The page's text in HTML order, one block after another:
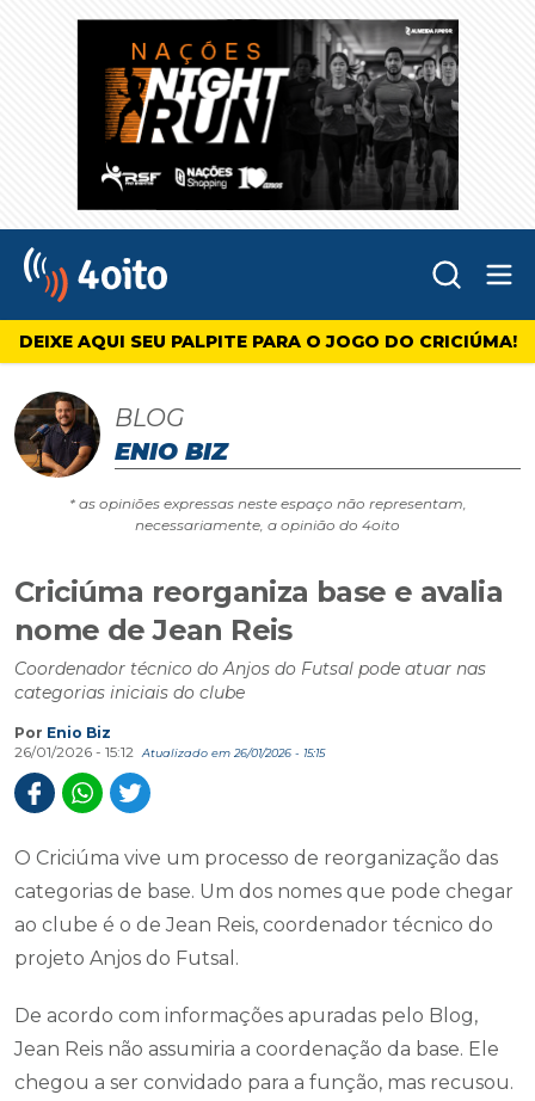
4oito
DEIXE AQUI SEU PALPITE PARA O JOGO DO CRICIÚMA!
BLOG
ENIO BIZ
* as opiniões expressas neste espaço não representam,
necessariamente, a opinião do 4oito
Criciúma reorganiza base e avalia
nome de Jean Reis
Coordenador técnico do Anjos do Futsal pode atuar nas
categorias iniciais do clube
Por Enio Biz
26/01/2026 - 15:12
Atualizado em 26/01/2026 - 15:15
O Criciúma vive um processo de reorganização das
categorias de base. Um dos nomes que pode chegar
ao clube é o de Jean Reis, coordenador técnico do
projeto Anjos do Futsal.
De acordo com informações apuradas pelo Blog,
Jean Reis não assumiria a coordenação da base. Ele
chegou a ser convidado para a função, mas recusou.